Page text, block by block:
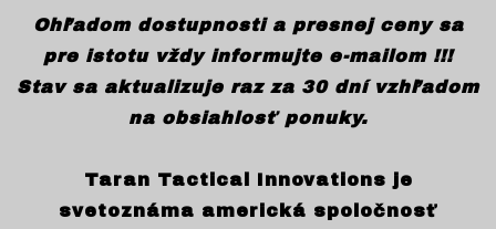
Ohľadom dostupnosti a presnej ceny sa
pre istotu vždy informujte e-mailom !!!
Stav sa aktualizuje raz za 30 dní vzhľadom
na obsiahlosť ponuky.
Taran Tactical Innovations je
svetoznáma americká spoločnosť